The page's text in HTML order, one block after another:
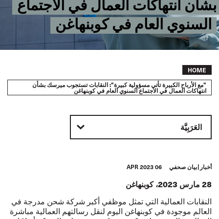
السنوي العام في كوبنهاغن
Breadcrumb
HOME
"مع الأرباح الكبيرة تأتي مسؤولية كبيرة": النقابات تستجوب ميرسك بشأن
انتهاكات العمال في الاجتماع السنوي العام في كوبنهاغن
العَرَبِيَّة
أخبار بيان صحفي 06 APR 2023
28 مارس 2023، كوبنهاغن
النقابات العمالية التي تمثل موظفي أكبر شركة شحن مدرجة في
العالم موجودة في كوبنهاغن اليوم لنقل رسالتهم العمالية مباشرة